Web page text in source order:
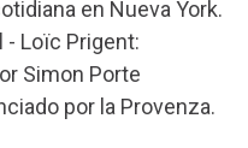
en Nueva York.
- Loïc Prigent:
Simon Porte
por la Provenza.